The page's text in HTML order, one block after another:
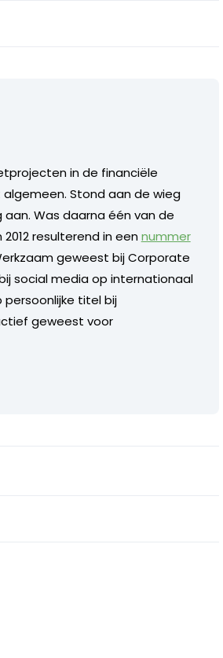
in de financiële
Stond aan de wieg
aan. Was daarna één van de
resulterend in eennummer
geweest bij Corporate
social media op internationaal
persoonlijke titel bij
geweest voor